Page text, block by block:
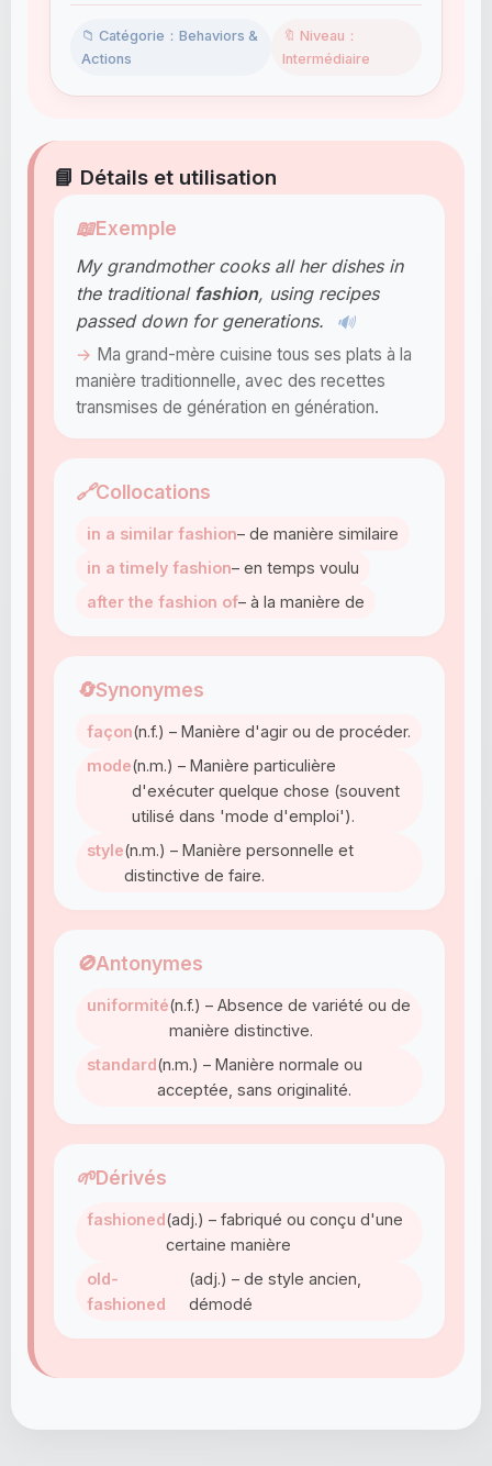
📁 Catégorie：Behaviors &
Actions
🔖 Niveau：
Intermédiaire
📘 Détails et utilisation
📖Exemple
My grandmother cooks all her dishes in
the traditional fashion, using recipes
passed down for generations.
🔊
Ma grand-mère cuisine tous ses plats à la
manière traditionnelle, avec des recettes
transmises de génération en génération.
🔗Collocations
in a similar fashion– de manière similaire
in a timely fashion– en temps voulu
after the fashion of– à la manière de
🔄Synonymes
façon(n.f.) – Manière d'agir ou de procéder.
mode(n.m.) – Manière particulière
d'exécuter quelque chose (souvent
utilisé dans 'mode d'emploi').
style(n.m.) – Manière personnelle et
distinctive de faire.
🚫Antonymes
uniformité(n.f.) – Absence de variété ou de
manière distinctive.
standard(n.m.) – Manière normale ou
acceptée, sans originalité.
🌱Dérivés
fashioned(adj.) – fabriqué ou conçu d'une
certaine manière
old-
fashioned
(adj.) – de style ancien,
démodé